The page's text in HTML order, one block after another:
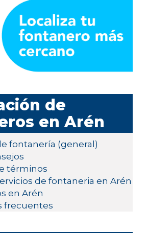
de
en Arén
fontanería (general)
términos
de fontaneria en Arén
en Arén
frecuentes